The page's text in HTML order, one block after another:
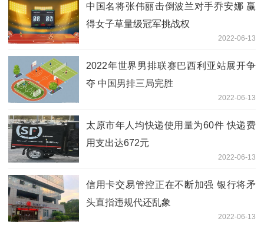
中国名将张伟丽击倒波兰对手乔安娜 赢
得女子草量级冠军挑战权
2022-06-13
2022年世界男排联赛巴西利亚站展开争
夺 中国男排三局完胜
2022-06-13
太原市年人均快递使用量为60件 快递费
用支出达672元
2022-06-13
信用卡交易管控正在不断加强 银行将矛
头直指违规代还乱象
2022-06-13